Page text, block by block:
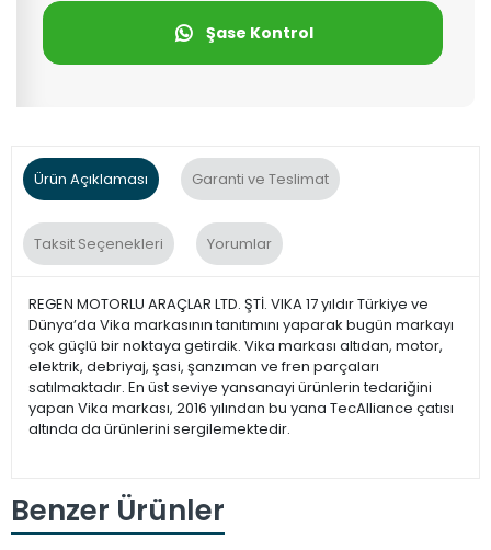
Şase Kontrol
Ürün Açıklaması Garanti ve Teslimat
Taksit Seçenekleri Yorumlar
REGEN MOTORLU ARAÇLAR LTD. ŞTİ. VIKA 17 yıldır Türkiye ve
Dünya’da Vika markasının tanıtımını yaparak bugün markayı
çok güçlü bir noktaya getirdik. Vika markası altıdan, motor,
elektrik, debriyaj, şasi, şanzıman ve fren parçaları
satılmaktadır. En üst seviye yansanayi ürünlerin tedariğini
yapan Vika markası, 2016 yılından bu yana TecAlliance çatısı
altında da ürünlerini sergilemektedir.
Benzer Ürünler